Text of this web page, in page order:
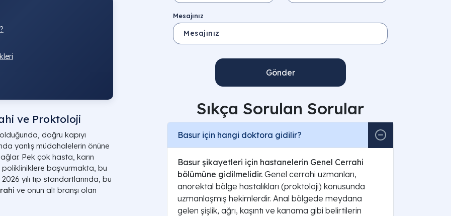
ve Proktoloji
doğru kapıyı
yanlış müdahalelerin önüne
Pek çok hasta, karın
polikliniklere başvurmakta, bu
yılı tıp standartlarında, bu
ve onun alt branşı olan
Mesajınız
Gönder
Sıkça Sorulan Sorular
Basur için hangi doktora gidilir?
Basur şikayetleri için hastanelerin Genel Cerrahi
bölümüne gidilmelidir. Genel cerrahi uzmanları,
anorektal bölge hastalıkları (proktoloji) konusunda
uzmanlaşmış hekimlerdir. Anal bölgede meydana
gelen şişlik, ağrı, kaşıntı ve kanama gibi belirtilerin